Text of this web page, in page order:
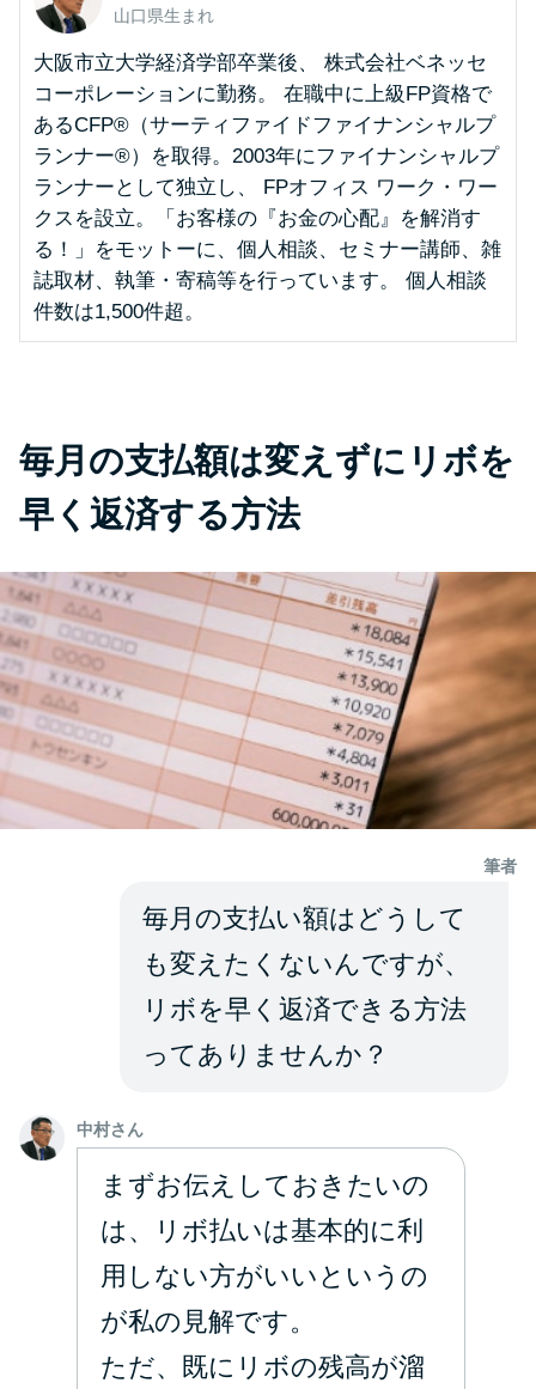
街金とは？絶対審査通る？借金
に悩む人へ街金をおすすめしな
い理由
質屋でお金を借りるには？年利
やシステムをカードローンと比
未成年でもお金を借りられる？
学生がお金を借りる方法は？親
へのバレにくさや将来への影響
を解説
ソフト闇金とは？悪質な手口に
は要注意！
090金融（闇金）からお金を借り
てはいけない理由と借りた場合
の対処法
申し込みブラックとは?判断の目
ブラックでもお金を借りるに
は？3つの判断基準と工面法
アコムはブラックでも審査に通
アコムとレイクどっちがいい
の？ カードローンの選び方を徹
底解説！
プロミスの返済方法を徹底解
説！ もっとも便利でお得な返済
山口県生まれ
大阪市立大学経済学部卒業後、 株式会社ベネッセ
コーポレーションに勤務。 在職中に上級FP資格で
あるCFP®（サーティファイドファイナンシャルプ
ランナー®）を取得。2003年にファイナンシャルプ
ランナーとして独立し、 FPオフィス ワーク・ワー
クスを設立。「お客様の『お金の心配』を解消す
る！」をモットーに、個人相談、セミナー講師、雑
誌取材、執筆・寄稿等を行っています。 個人相談
件数は1,500件超。
毎月の支払額は変えずにリボを
早く返済する方法
筆者
毎月の支払い額はどうして
も変えたくないんですが、
リボを早く返済できる方法
ってありませんか？
中村さん
まずお伝えしておきたいの
は、リボ払いは基本的に利
用しない方がいいというの
が私の見解です。
ただ、既にリボの残高が溜